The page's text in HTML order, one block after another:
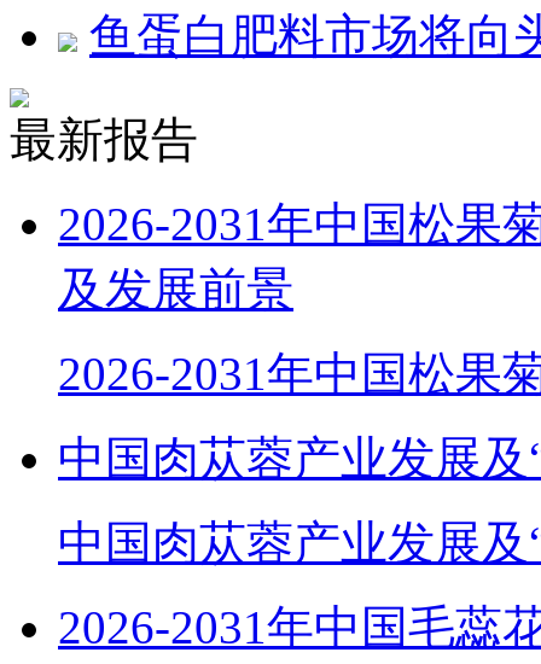
鱼蛋白肥料市场将向
最新报告
2026-2031年中国松果
及发展前景
2026-2031年中国松果
中国肉苁蓉产业发展
中国肉苁蓉产业发展及
2026-2031年中国毛蕊